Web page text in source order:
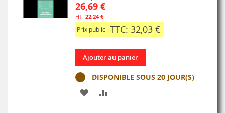
26,69 €
22,24 €
Prix public TTC: 32,03 €
Ajouter au panier
DISPONIBLE SOUS 20 JOUR(S)
AJOUTER